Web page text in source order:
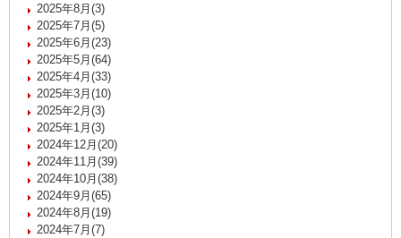
2025年8月(3)
2025年7月(5)
2025年6月(23)
2025年5月(64)
2025年4月(33)
2025年3月(10)
2025年2月(3)
2025年1月(3)
2024年12月(20)
2024年11月(39)
2024年10月(38)
2024年9月(65)
2024年8月(19)
2024年7月(7)